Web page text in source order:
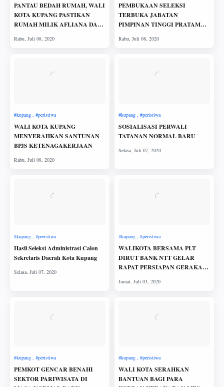
PANTAU BEDAH RUMAH, WALI
KOTA KUPANG PASTIKAN
RUMAH MILIK AFLIANA DAN
PEMBUKAAN SELEKSI
TERBUKA JABATAN
PIMPINAN TINGGI PRATAMA
WALI KOTA KUPANG
MENYERAHKAN SANTUNAN
BPJS KETENAGAKERJAAN
SOSIALISASI PERWALI
TATANAN NORMAL BARU
Hasil Seleksi Administrasi Calon
Sekretaris Daerah Kota Kupang
WALIKOTA BERSAMA PLT
DIRUT BANK NTT GELAR
RAPAT PERSIAPAN GERAKAN
PEMKOT GENCAR BENAHI
SEKTOR PARIWISATA DI
WALI KOTA SERAHKAN
BANTUAN BAGI PARA